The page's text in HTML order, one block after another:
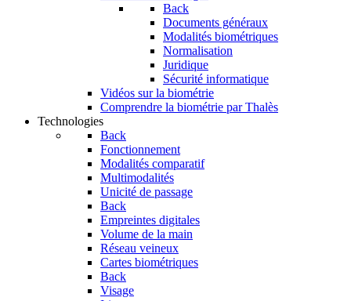
Back
Documents généraux
Modalités biométriques
Normalisation
Juridique
Sécurité informatique
Vidéos sur la biométrie
Comprendre la biométrie par Thalès
Technologies
Back
Fonctionnement
Modalités comparatif
Multimodalités
Unicité de passage
Back
Empreintes digitales
Volume de la main
Réseau veineux
Cartes biométriques
Back
Visage